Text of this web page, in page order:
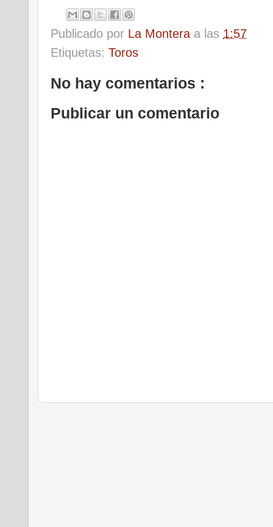
Publicado por La Montera a las 1:57
Etiquetas: Toros
No hay comentarios :
Publicar un comentario